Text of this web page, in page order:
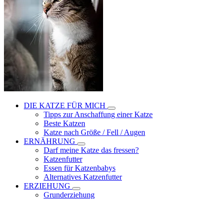
DIE KATZE FÜR MICH
Tipps zur Anschaffung einer Katze
Beste Katzen
Katze nach Größe / Fell / Augen
ERNÄHRUNG
Darf meine Katze das fressen?
Katzenfutter
Essen für Katzenbabys
Alternatives Katzenfutter
ERZIEHUNG
Grunderziehung